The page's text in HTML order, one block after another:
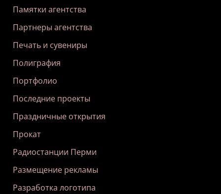
Памятки агентства
Партнеры агентства
Печать и сувениры
Полиграфия
Портфолио
Последние проекты
Праздничные открытия
Прокат
Радиостанции Перми
Размещение рекламы
Разработка логотипа